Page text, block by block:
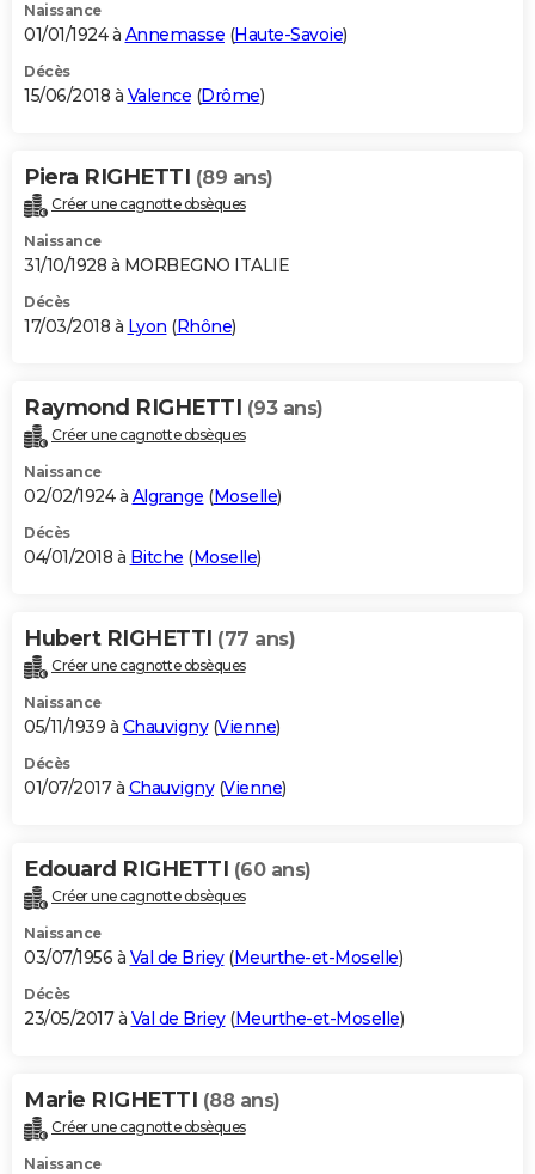
Naissance
01/01/1924 à Annemasse (Haute-Savoie)
Décès
15/06/2018 à Valence (Drôme)
Piera RIGHETTI (89 ans)
Créer une cagnotte obsèques
Naissance
31/10/1928 à MORBEGNO ITALIE
Décès
17/03/2018 à Lyon (Rhône)
Raymond RIGHETTI (93 ans)
Créer une cagnotte obsèques
Naissance
02/02/1924 à Algrange (Moselle)
Décès
04/01/2018 à Bitche (Moselle)
Hubert RIGHETTI (77 ans)
Créer une cagnotte obsèques
Naissance
05/11/1939 à Chauvigny(Vienne)
Décès
01/07/2017 à Chauvigny(Vienne)
Edouard RIGHETTI (60 ans)
Créer une cagnotte obsèques
Naissance
03/07/1956 à Val de Briey(Meurthe-et-Moselle)
Décès
23/05/2017 à Val de Briey(Meurthe-et-Moselle)
Marie RIGHETTI (88 ans)
Créer une cagnotte obsèques
Naissance